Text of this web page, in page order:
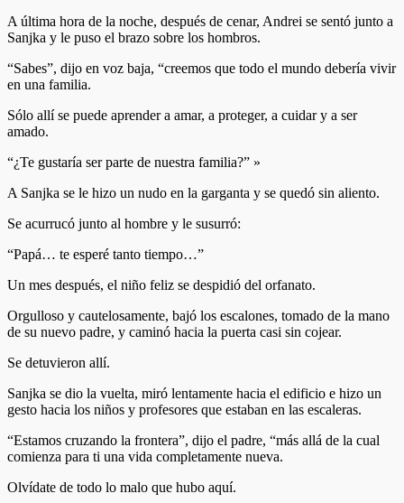
A última hora de la noche, después de cenar, Andrei se sentó junto a
Sanjka y le puso el brazo sobre los hombros.
“Sabes”, dijo en voz baja, “creemos que todo el mundo debería vivir
en una familia.
Sólo allí se puede aprender a amar, a proteger, a cuidar y a ser
amado.
“¿Te gustaría ser parte de nuestra familia?” »
A Sanjka se le hizo un nudo en la garganta y se quedó sin aliento.
Se acurrucó junto al hombre y le susurró:
“Papá… te esperé tanto tiempo…”
Un mes después, el niño feliz se despidió del orfanato.
Orgulloso y cautelosamente, bajó los escalones, tomado de la mano
de su nuevo padre, y caminó hacia la puerta casi sin cojear.
Se detuvieron allí.
Sanjka se dio la vuelta, miró lentamente hacia el edificio e hizo un
gesto hacia los niños y profesores que estaban en las escaleras.
“Estamos cruzando la frontera”, dijo el padre, “más allá de la cual
comienza para ti una vida completamente nueva.
Olvídate de todo lo malo que hubo aquí.